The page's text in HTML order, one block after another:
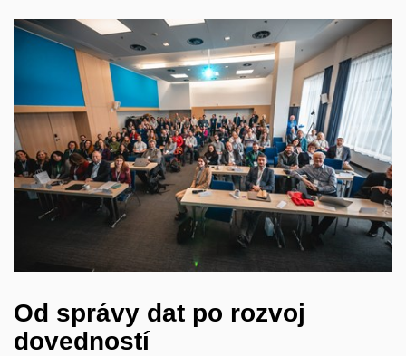
Od správy dat po rozvoj
dovedností